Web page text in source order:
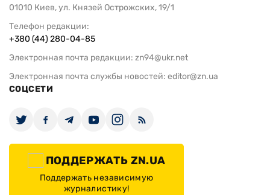
01010 Киев, ул. Князей Острожских, 19/1
Телефон редакции:
+380 (44) 280-04-85
Электронная почта редакции: zn94@ukr.net
Электронная почта службы новостей: editor@zn.ua
СОЦСЕТИ
ПОДДЕРЖАТЬ ZN.UA
Поддержать независимую
журналистику!